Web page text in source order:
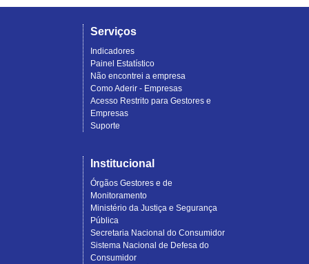
Serviços
Indicadores
Painel Estatístico
Não encontrei a empresa
Como Aderir - Empresas
Acesso Restrito para Gestores e
Empresas
Suporte
Institucional
Órgãos Gestores e de
Monitoramento
Ministério da Justiça e Segurança
Pública
Secretaria Nacional do Consumidor
Sistema Nacional de Defesa do
Consumidor